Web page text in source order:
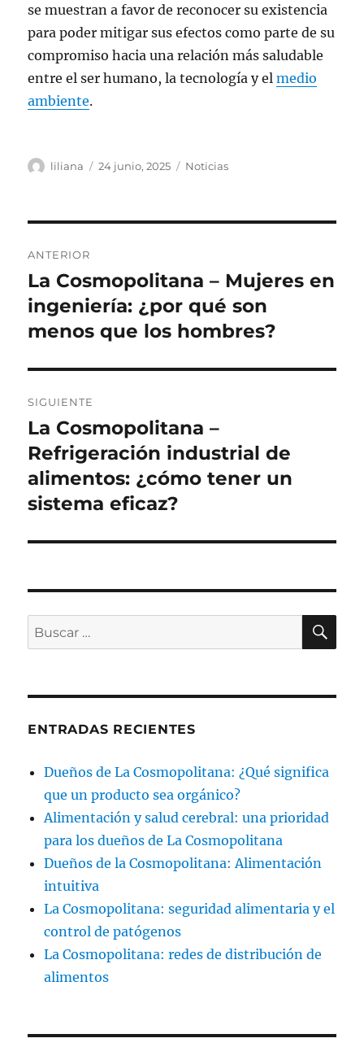
se muestran a favor de reconocer su existencia
para poder mitigar sus efectos como parte de su
compromiso hacia una relación más saludable
entre el ser humano, la tecnología y elmedio
ambiente.
Autor
liliana
Publicado
24 junio, 2025 Categorías
Noticias
de
entradas
ANTERIOR
Entrada
anterior:
La Cosmopolitana – Mujeres en
ingeniería: ¿por qué son
menos que los hombres?
SIGUIENTE
Siguiente
entrada:
La Cosmopolitana –
Refrigeración industrial de
alimentos: ¿cómo tener un
sistema eficaz?
Buscar
por:
ENTRADAS RECIENTES
Dueños de La Cosmopolitana: ¿Qué significa
que un producto sea orgánico?
Alimentación y salud cerebral: una prioridad
para los dueños de La Cosmopolitana
Dueños de la Cosmopolitana: Alimentación
intuitiva
La Cosmopolitana: seguridad alimentaria y el
control de patógenos
La Cosmopolitana: redes de distribución de
alimentos